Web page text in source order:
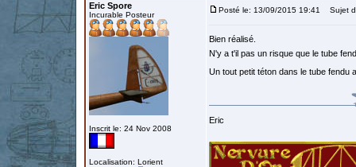
Eric Spore
Incurable Posteur
Inscrit le: 24 Nov 2008
Localisation: Lorient
Posté le: 13/09/2015 19:41 Sujet
Bien réalisé.
N'y a t'il pas un risque que le tube
Un tout petit téton dans le tube fendu
Eric